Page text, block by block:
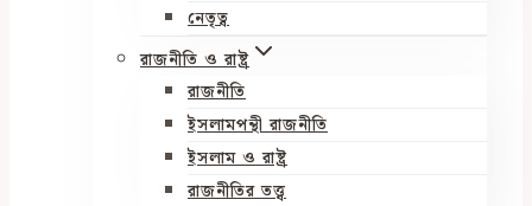
নেতৃত্ব
রাজনীতি ও রাষ্ট্র
রাজনীতি
ইসলামপন্থী রাজনীতি
ইসলাম ও রাষ্ট্র
রাজনীতির তত্ত্ব